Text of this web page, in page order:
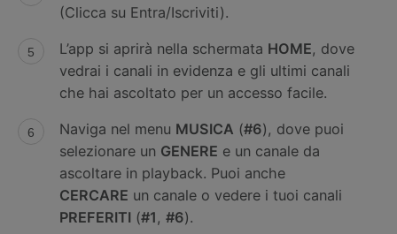
(Clicca su Entra/Iscriviti).
L’app si aprirà nella schermata HOME, dove
vedrai i canali in evidenza e gli ultimi canali
che hai ascoltato per un accesso facile.
Naviga nel menu MUSICA (#6), dove puoi
selezionare un GENERE e un canale da
ascoltare in playback. Puoi anche
CERCARE un canale o vedere i tuoi canali
PREFERITI(#1 , #6).